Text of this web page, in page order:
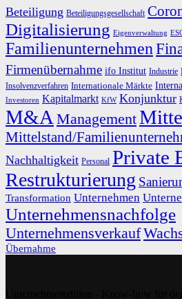
Beteiligung Beteiligungsgesellschaft
Digitalisierung Eigenverwaltung
Familienunternehmen
Firmenübernahme ifo Institut Industrie
Insolvenzverfahren Internationale Märkte
Investoren Kapitalmarkt KfW Konjunktur
M&A Management
Mittelstand/
Nachhaltigkeit Personal Private
Restrukturierung
Transformation Unternehmen
Unternehmensnachfolge
Unternehmensverkauf
Übernahme